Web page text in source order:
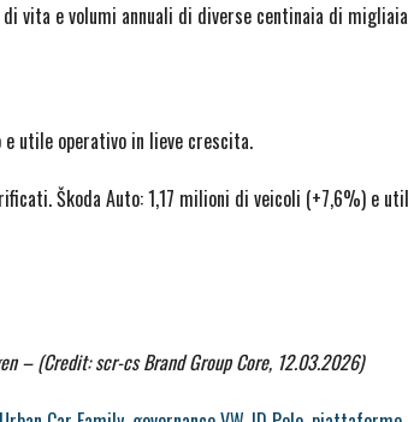
vita e volumi annuali di diverse centinaia di migliaia
utile operativo in lieve crescita.
Škoda Auto: 1,17 milioni di veicoli (+7,6%) e
– (Credit: scr-cs Brand Group Core, 12.03.2026)